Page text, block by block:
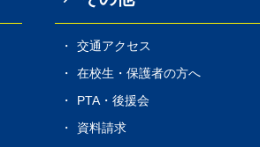
交通アクセス
在校生・保護者の方へ
PTA・後援会
資料請求